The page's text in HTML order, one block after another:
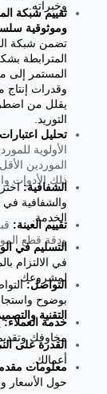
وخبراته.
تقييم شبكة
وموثوقية سلسلة
تضمن شبكة
المترابطة
المستمر إلى
وقدرات إنتاج
يقلل من
التوريد.
تحليل اعتبارات
الأولوية
الموردين
ذلك الأدوات
الشفافية:اختر
والشفافية في
الخدمة.
تقييم العينة:قبل
ودقة قطع
التسليم في
في الالتزام
لمشروعك.
التواصل:
بوضوح
التقنية
خدمة العملاء:
مخاوفك
القدرة على
أعمالك.
معلومات مقدمة:
حول الأسعار